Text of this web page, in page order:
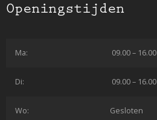
Openingstijden
Ma: 09.00 – 16.00
Di: 09.00 – 16.00
Wo: Gesloten